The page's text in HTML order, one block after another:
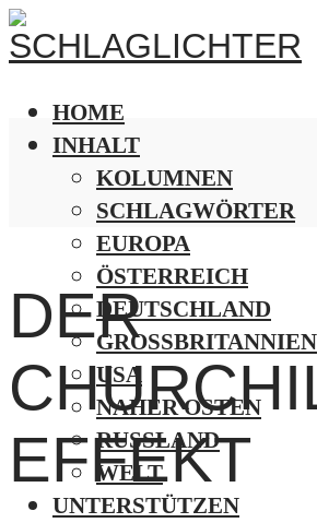
HOME
INHALT
KOLUMNEN
SCHLAGWÖRTER
EUROPA
ÖSTERREICH
DEUTSCHLAND
GROSSBRITANNIEN
USA
NAHER OSTEN
RUSSLAND
WELT
UNTERSTÜTZEN
DER
EFFEKT